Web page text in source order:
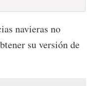
navieras no
su versión de